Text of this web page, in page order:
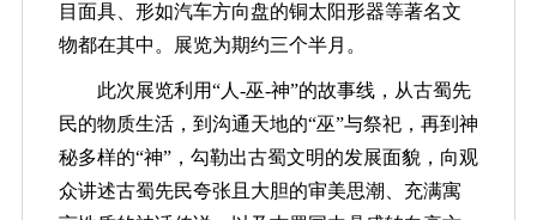
目面具、形如汽车方向盘的铜太阳形器等著名文
物都在其中。展览为期约三个半月。
此次展览利用“人-巫-神”的故事线，从古蜀先
民的物质生活，到沟通天地的“巫”与祭祀，再到神
秘多样的“神”，勾勒出古蜀文明的发展面貌，向观
众讲述古蜀先民夸张且大胆的审美思潮、充满寓